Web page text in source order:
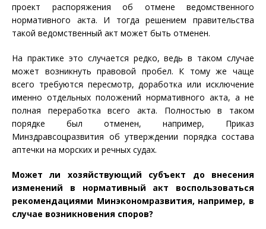
проект распоряжения об отмене ведомственного
нормативного акта. И тогда решением правительства
такой ведомственный акт может быть отменен.
На практике это случается редко, ведь в таком случае
может возникнуть правовой пробел. К тому же чаще
всего требуются пересмотр, доработка или исключение
именно отдельных положений нормативного акта, а не
полная переработка всего акта. Полностью в таком
порядке был отменен, например, Приказ
Минздравсоцразвития об утверждении порядка состава
аптечки на морских и речных судах.
Может ли хозяйствующий субъект до внесения
изменений в нормативный акт воспользоваться
рекомендациями Минэкономразвития, например, в
случае возникновения споров?